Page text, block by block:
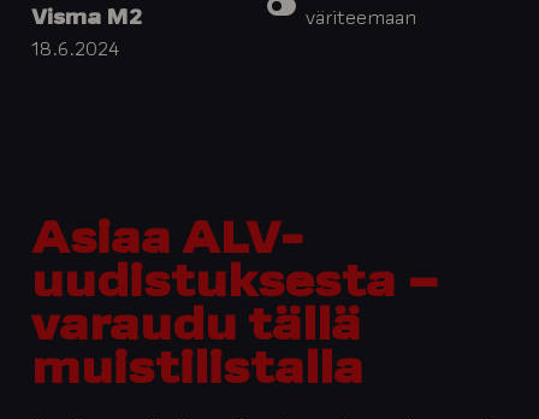
Visma M2
18.6.2024
väriteemaan
Asiaa ALV-
uudistuksesta –
varaudu tällä
muistilistalla